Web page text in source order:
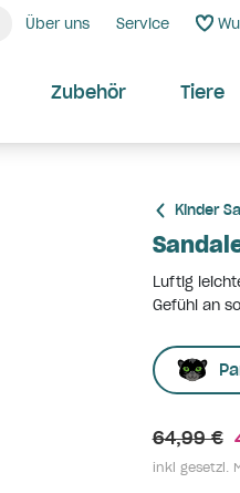
Über uns Service
Zubehör Tiere
Kinder
Luftig
Gefühl an
64,99 €
inkl gesetzl.